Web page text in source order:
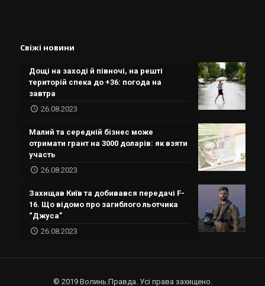
Свіжі новини
Дощі на заході й півночі, на решті
територій спека до +36: погода на
завтра
26.08.2023
Малий та середній бізнес може
отримати грант на 3000 доларів: як взяти
участь
26.08.2023
Захищав Київ та добивався передачі F-
16. Що відомо про загиблого льотчика
“Джуса”
26.08.2023
© 2019 Волинь.Правда. Усі права захищено.